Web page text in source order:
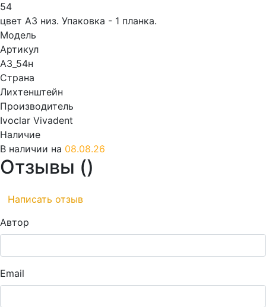
54
цвет А3 низ. Упаковка - 1 планка.
Модель
Артикул
А3_54н
Страна
Лихтенштейн
Производитель
Ivoclar Vivadent
Наличие
В наличии на 08.08.26
Отзывы ()
Написать отзыв
Автор
Email